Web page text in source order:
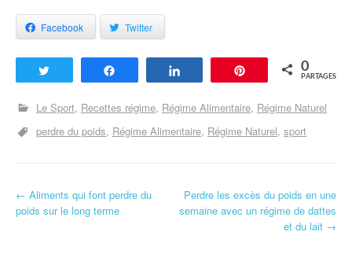
Facebook Twitter
Enregistrer
0
PARTAGES
Le Sport Recettes régime Régime Alimentaire Régime Naturel
perdre du poids Régime Alimentaire Régime Naturel sport
Navigation d'article
← Aliments qui font perdre du
poids sur le long terme
Perdre les excès du poids en une
semaine avec un régime de dattes
et du lait →